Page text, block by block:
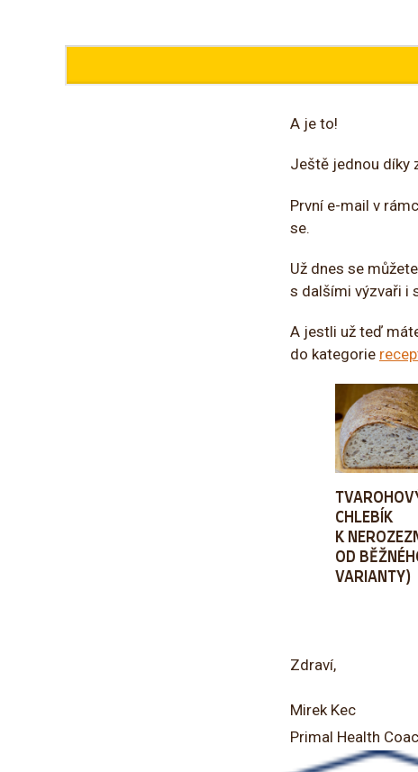
A je to!
Ještě jednou díky
První e-mail v
se.
Už dnes se
s dalšími výzvaři i
A jestli už teď
do kategorie
CHLEBÍK
K
OD
VARIANTY)
Zdraví,
Mirek Kec
Primal Health